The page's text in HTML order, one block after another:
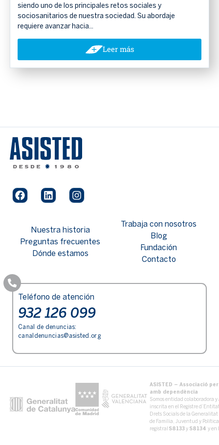
siendo uno de los principales retos sociales y
sociosanitarios de nuestra sociedad. Su abordaje
requiere avanzar hacia...
Leer más
Nuestra historia
Preguntas frecuentes
Dónde estamos
Trabaja con nosotros
Blog
Fundación
Contacto
Teléfono de atención
932 126 099
Canal de denuncias:
canaldenuncias@asisted.org
ASISTED – Associació
amb dependència
Somos entidad colaboradora
inscrita en el Registre
Drets Socials de la
de Familia, Juventud y
registral
S8133y S8134 y en